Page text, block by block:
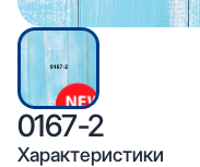
0167-2
Характеристики